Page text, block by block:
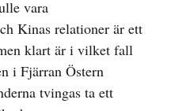
vara
Kinas relationer är ett
klart är i vilket fall
i Fjärran Östern
tvingas ta ett